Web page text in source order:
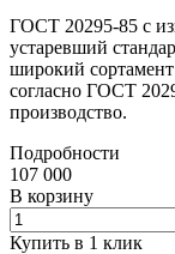
ГОСТ 20295-85 с
устаревший
широкий
согласно ГОСТ
производство.
Подробности
107 000
В корзину
Купить в 1 клик